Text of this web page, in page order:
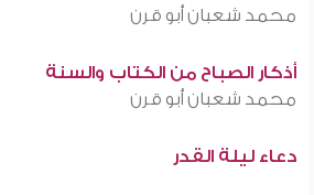
محمد شعبان أبو قرن
أذكار الصباح من الكتاب والسنة
محمد شعبان أبو قرن
دعاء ليلة القدر